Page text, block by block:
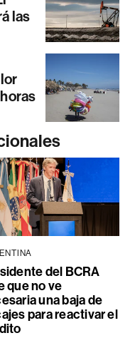
las
del BCRA
que no ve
una baja de
para reactivar el